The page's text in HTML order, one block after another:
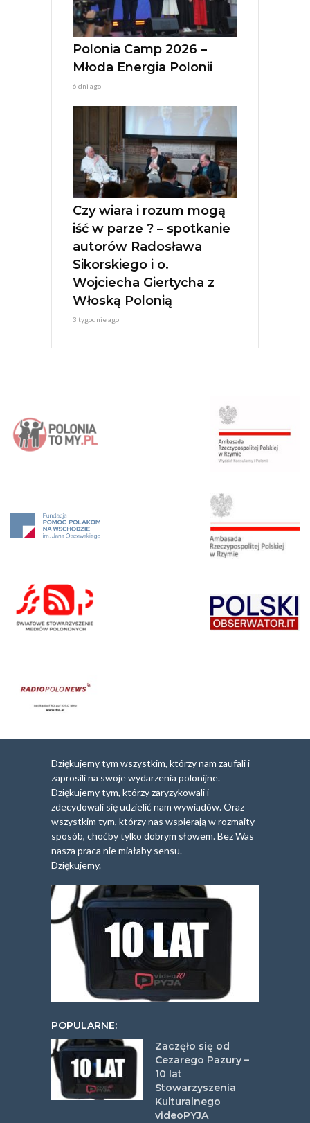
Polonia Camp 2026 –
Młoda Energia Polonii
6 dni ago
Czy wiara i rozum mogą
iść w parze ? – spotkanie
autorów Radosława
Sikorskiego i o.
Wojciecha Giertycha z
Włoską Polonią
3 tygodnie ago
Dziękujemy tym wszystkim, którzy nam zaufali i
zaprosili na swoje wydarzenia polonijne.
Dziękujemy tym, którzy zaryzykowali i
zdecydowali się udzielić nam wywiadów. Oraz
wszystkim tym, którzy nas wspierają w rozmaity
sposób, choćby tylko dobrym słowem. Bez Was
nasza praca nie miałaby sensu.
Dziękujemy.
POPULARNE:
Zaczęło się od
Cezarego Pazury –
10 lat
Stowarzyszenia
Kulturalnego
videoPYJA